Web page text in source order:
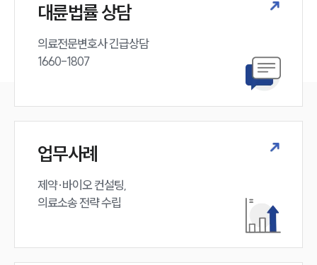
업무사례
법률정보
법률지식인
의료·바이오·헬스케어그룹 업무
대륜법률 상담
의료전문변호사 긴급상담
1660-1807
업무사례
제약·바이오 컨설팅,
의료소송 전략 수립